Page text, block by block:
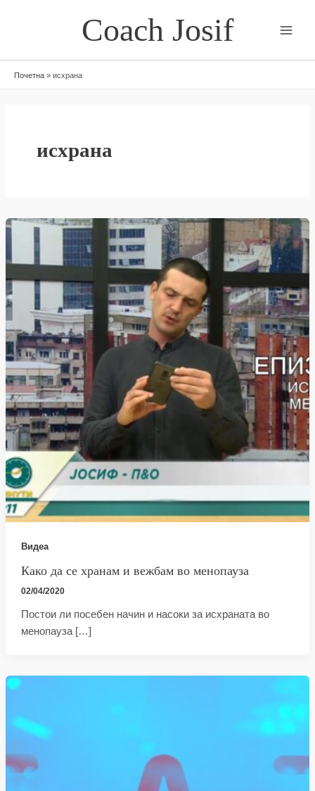
Coach Josif
Почетна » исхрана
исхрана
Видеа
Како да се хранам и вежбам во менопауза
02/04/2020
Постои ли посебен начин и насоки за исхраната во
менопауза […]